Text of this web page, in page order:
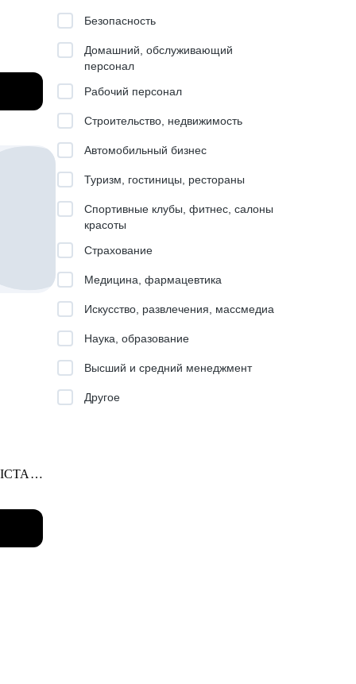
ICTA.
Безопасность
Домашний, обслуживающий
персонал
Рабочий персонал
Строительство, недвижимость
Автомобильный бизнес
Туризм, гостиницы, рестораны
Спортивные клубы, фитнес, салоны
красоты
Страхование
Медицина, фармацевтика
Искусство, развлечения, массмедиа
Наука, образование
Высший и средний менеджмент
Другое